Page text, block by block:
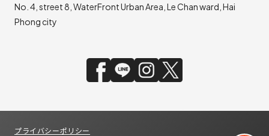
No. 4, street 8, WaterFront Urban Area, Le Chan ward, Hai
Phong city
プライバシーポリシー